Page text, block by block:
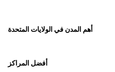
أهم المدن في الولايات المتحدة
أفضل المراكز